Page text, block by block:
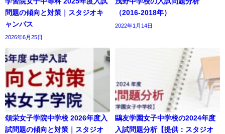
問題の傾向と対策｜スタジオキ
ャンパス
2026年6月25日
（2016-2018年）
2022年1月14日
頌栄女子学院中学校 2026年度入
試問題の傾向と対策｜スタジオ
鷗友学園女子中学校の2024年度
入試問題分析【提供：スタジオ